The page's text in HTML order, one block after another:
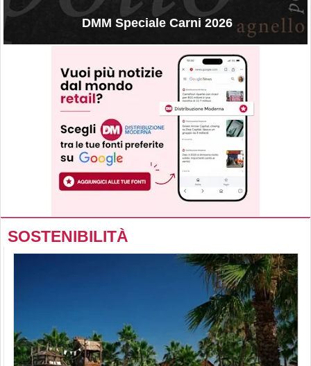
DMM Speciale Carni 2026
SOSTENIBILITÀ